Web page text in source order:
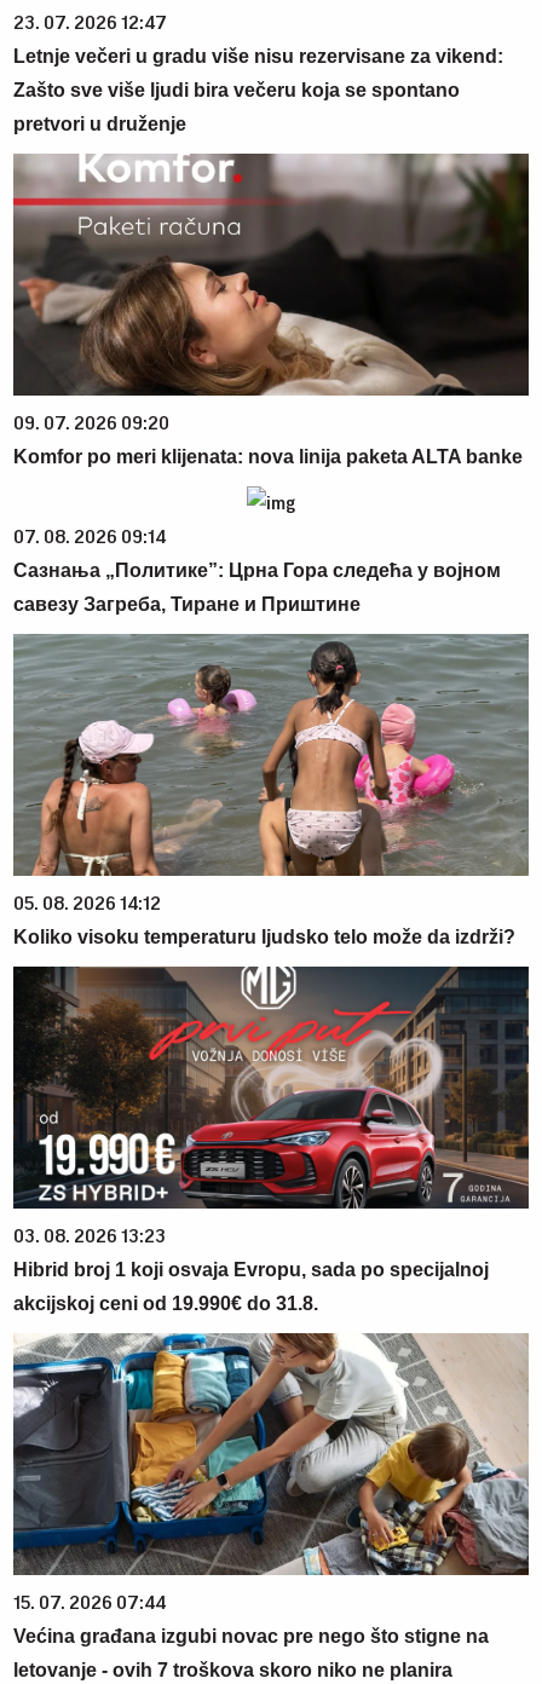
23. 07. 2026 12:47
Letnje večeri u gradu više nisu rezervisane za vikend:
Zašto sve više ljudi bira večeru koja se spontano
pretvori u druženje
09. 07. 2026 09:20
Komfor po meri klijenata: nova linija paketa ALTA banke
07. 08. 2026 09:14
Сазнања „Политике”: Црна Гора следећа у војном
савезу Загреба, Тиране и Приштине
05. 08. 2026 14:12
Koliko visoku temperaturu ljudsko telo može da izdrži?
03. 08. 2026 13:23
Hibrid broj 1 koji osvaja Evropu, sada po specijalnoj
akcijskoj ceni od 19.990€ do 31.8.
15. 07. 2026 07:44
Većina građana izgubi novac pre nego što stigne na
letovanje - ovih 7 troškova skoro niko ne planira